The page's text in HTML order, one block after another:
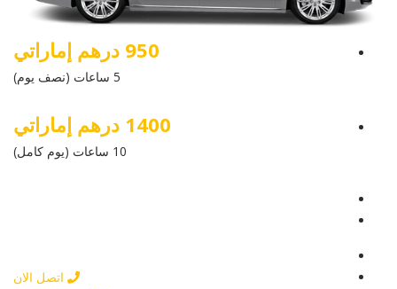
950 درهم إماراتي
5 ساعات (نصف يوم)
1400 درهم إماراتي
10 ساعات (يوم كامل)
اتصل الان